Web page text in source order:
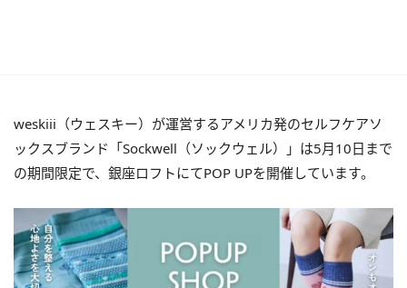
weskiii（ウェスキー）が運営するアメリカ発のセルフケアソ
ックスブランド「Sockwell（ソックウェル）」は5月10日まで
の期間限定で、銀座ロフトにてPOP UPを開催しています。